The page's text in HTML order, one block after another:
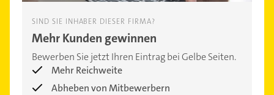
SIND SIE INHABER DIESER FIRMA?
Mehr Kunden gewinnen
Bewerben Sie jetzt Ihren Eintrag bei Gelbe Seiten.
Mehr Reichweite
Abheben von Mitbewerbern